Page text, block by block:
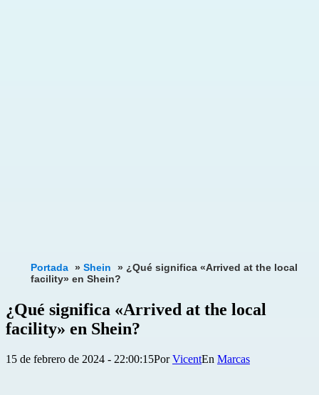
Portada » Shein » ¿Qué significa «Arrived at the local
facility» en Shein?
¿Qué significa «Arrived at the local
facility» en Shein?
Publicada
15 de febrero de 2024 - 22:00:15PorVicent
Categorizado
Marcas